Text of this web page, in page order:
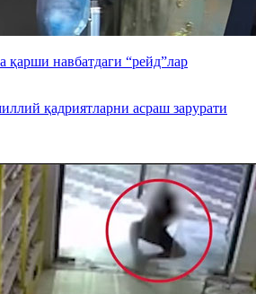
қарши навбатдаги “рейд”лар
қадриятларни асраш зарурати